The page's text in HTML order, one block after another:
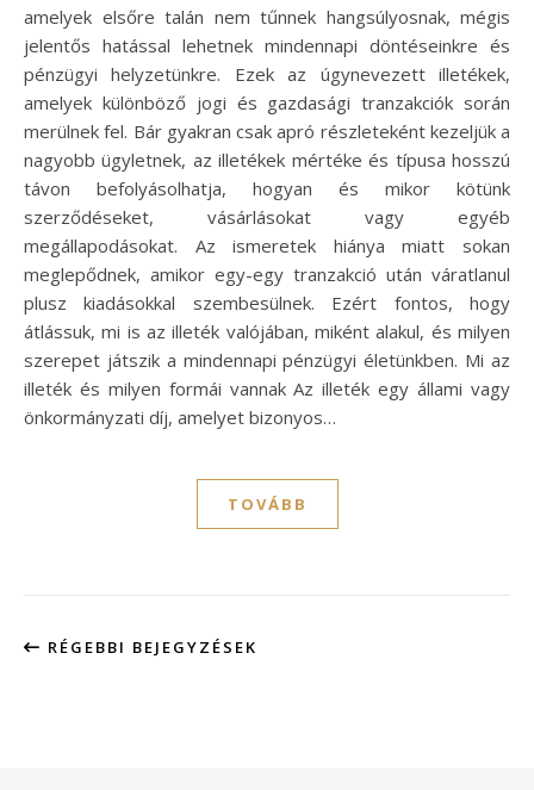
amelyek elsőre talán nem tűnnek hangsúlyosnak, mégis
jelentős hatással lehetnek mindennapi döntéseinkre és
pénzügyi helyzetünkre. Ezek az úgynevezett illetékek,
amelyek különböző jogi és gazdasági tranzakciók során
merülnek fel. Bár gyakran csak apró részleteként kezeljük a
nagyobb ügyletnek, az illetékek mértéke és típusa hosszú
távon befolyásolhatja, hogyan és mikor kötünk
szerződéseket, vásárlásokat vagy egyéb
megállapodásokat. Az ismeretek hiánya miatt sokan
meglepődnek, amikor egy-egy tranzakció után váratlanul
plusz kiadásokkal szembesülnek. Ezért fontos, hogy
átlássuk, mi is az illeték valójában, miként alakul, és milyen
szerepet játszik a mindennapi pénzügyi életünkben. Mi az
illeték és milyen formái vannak Az illeték egy állami vagy
önkormányzati díj, amelyet bizonyos…
TOVÁBB
RÉGEBBI BEJEGYZÉSEK